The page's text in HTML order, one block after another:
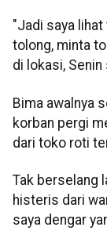
"Jadi saya
tolong, minta
di lokasi, Senin
Bima awalnya
korban pergi
dari toko roti
Tak berselang
histeris dari
saya dengar